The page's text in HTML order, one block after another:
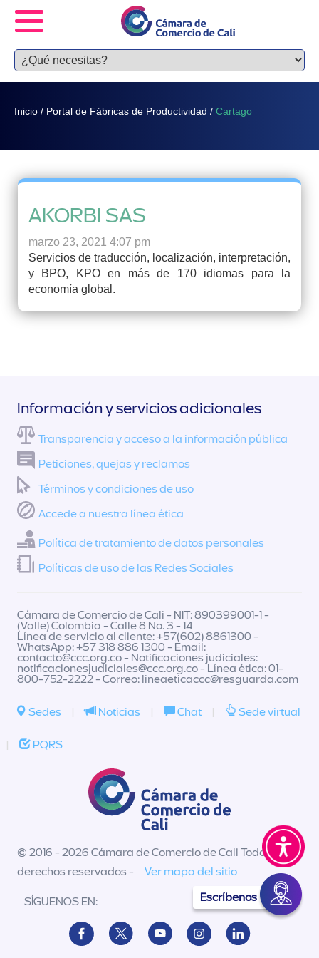
Inicio / Portal de Fábricas de Productividad / Cartago
AKORBI SAS
marzo 23, 2021 4:07 pm
Servicios de traducción, localización, interpretación,
y BPO, KPO en más de 170 idiomas para la
economía global.
Escríbenos
Información y servicios adicionales
Transparencia y acceso a la información pública
Peticiones, quejas y reclamos
Términos y condiciones de uso
Accede a nuestra línea ética
Política de tratamiento de datos personales
Políticas de uso de las Redes Sociales
Cámara de Comercio de Cali - NIT: 890399001-1 -
(Valle) Colombia - Calle 8 No. 3 - 14
Línea de servicio al cliente: +57(602) 8861300 -
WhatsApp: +57 318 886 1300 - Email:
contacto@ccc.org.co- Notificaciones judiciales:
notificacionesjudiciales@ccc.org.co- Línea ética: 01-
800-752-2222 - Correo: lineaeticaccc@resguarda.com
Sedes | Noticias | Chat | Sede virtual
| PQRS
© 2016 - 2026 Cámara de Comercio de Cali Todos los
derechos reservados -
Ver mapa del sitio
SÍGUENOS EN: